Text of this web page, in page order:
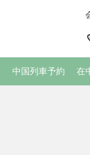
中国列車予約 在